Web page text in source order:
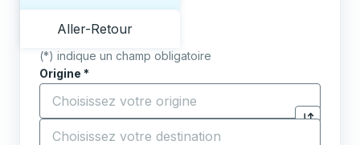
Aller-Retour
(*) indique un champ obligatoire
Origine *
Commencez à saisir la ville d'origine pour ouvrir
Cliquez
Destination*
Commencez à saisir la ville de destination pour